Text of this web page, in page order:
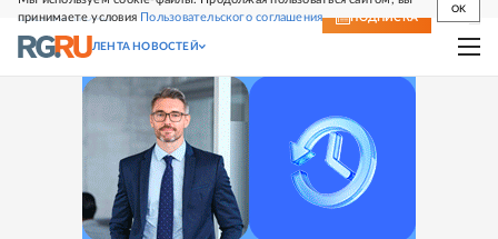
принимаете условия Пользовательского соглашения
OK
СВЕЖИЙ НОМЕР ПОДПИСКА
ЛЕНТА НОВОСТЕЙ